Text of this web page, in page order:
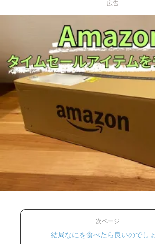
広告
次ページ
結局なにを食べたら良いのでしょ